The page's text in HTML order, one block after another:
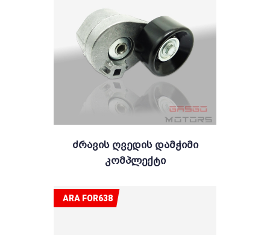
Ძრავის Ღვედის Დამჭიმი
Კომპლექტი
ARA FOR638